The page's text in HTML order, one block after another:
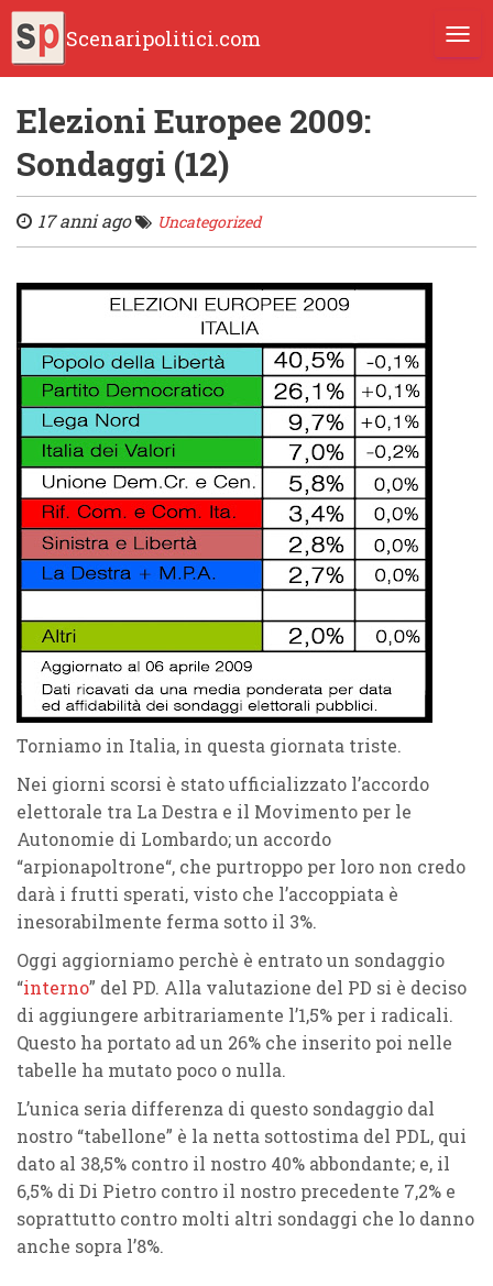
Scenaripolitici.com
Elezioni Europee 2009:
Sondaggi (12)
17 anni ago Uncategorized
Torniamo in Italia, in questa giornata triste.
Nei giorni scorsi è stato ufficializzato l’accordo
elettorale tra La Destra e il Movimento per le
Autonomie di Lombardo; un accordo
“arpionapoltrone“, che purtroppo per loro non credo
darà i frutti sperati, visto che l’accoppiata è
inesorabilmente ferma sotto il 3%.
Oggi aggiorniamo perchè è entrato un sondaggio
“interno” del PD. Alla valutazione del PD si è deciso
di aggiungere arbitrariamente l’1,5% per i radicali.
Questo ha portato ad un 26% che inserito poi nelle
tabelle ha mutato poco o nulla.
L’unica seria differenza di questo sondaggio dal
nostro “tabellone” è la netta sottostima del PDL, qui
dato al 38,5% contro il nostro 40% abbondante; e, il
6,5% di Di Pietro contro il nostro precedente 7,2% e
soprattutto contro molti altri sondaggi che lo danno
anche sopra l’8%.